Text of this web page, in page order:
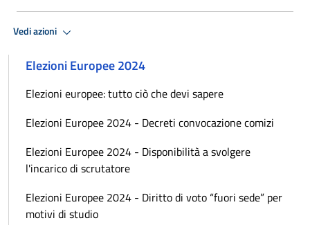
Vedi azioni
Elezioni Europee 2024
Elezioni europee: tutto ciò che devi sapere
Elezioni Europee 2024 - Decreti convocazione comizi
Elezioni Europee 2024 - Disponibilità a svolgere
l'incarico di scrutatore
Elezioni Europee 2024 - Diritto di voto “fuori sede” per
motivi di studio